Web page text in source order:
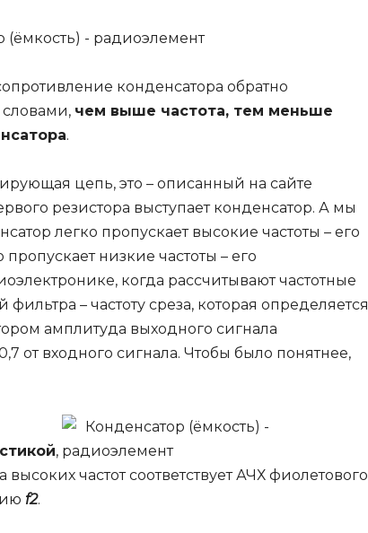
конденсатора обратно
чем выше частота, тем меньше
.
цепь, это – описанный на сайте
резистора выступает конденсатор. А мы
легко пропускает высокие частоты – его
низкие частоты – его
когда рассчитывают частотные
– частоту среза, которая определяется
амплитуда выходного сигнала
от входного сигнала. Чтобы было понятнее,
,
высоких частот соответствует АЧХ фиолетового
f2.